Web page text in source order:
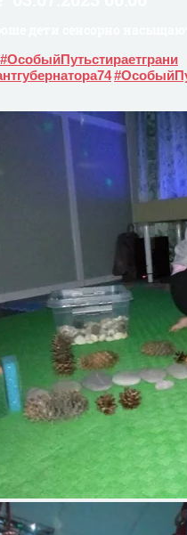
#ОсобыйПутьстираетграни